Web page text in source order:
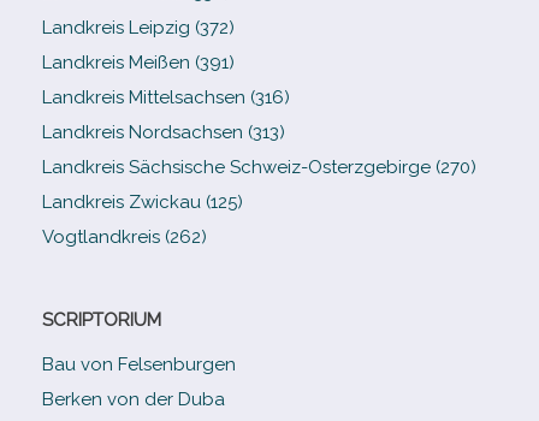
Landkreis Leipzig (372)
Landkreis Meißen (391)
Landkreis Mittelsachsen (316)
Landkreis Nordsachsen (313)
Landkreis Sächsische Schweiz-​Osterzgebirge (270)
Landkreis Zwickau (125)
Vogtlandkreis (262)
SCRIPTORIUM
Bau von Felsenburgen
Berken von der Duba